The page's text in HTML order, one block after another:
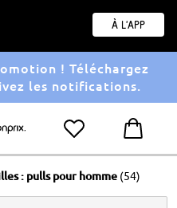
À l'app
! Téléchargez
les notifications.
: pulls pour homme (54)